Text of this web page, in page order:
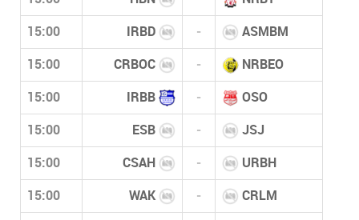
15:00 IRBD - ASMBM
15:00 CRBOC - NRBEO
15:00 IRBB - OSO
15:00 ESB - JSJ
15:00 CSAH - URBH
15:00 WAK - CRLM